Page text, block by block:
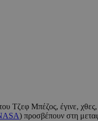
του Τζεφ Μπέζος, έγινε,
) προσβέπουν στη